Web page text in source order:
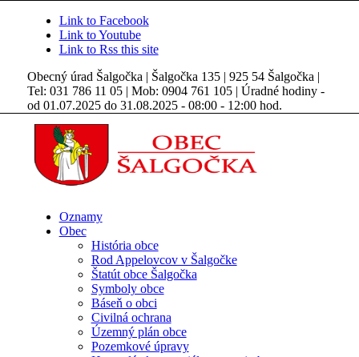
Link to Facebook
Link to Youtube
Link to Rss this site
Obecný úrad Šalgočka | Šalgočka 135 | 925 54 Šalgočka |
Tel: 031 786 11 05 | Mob: 0904 761 105 | Úradné hodiny -
od 01.07.2025 do 31.08.2025 - 08:00 - 12:00 hod.
Oznamy
Obec
História obce
Rod Appelovcov v Šalgočke
Štatút obce Šalgočka
Symboly obce
Báseň o obci
Civilná ochrana
Územný plán obce
Pozemkové úpravy